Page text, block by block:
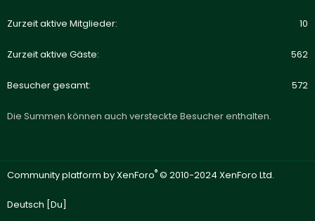
Zurzeit aktive Mitglieder 10
Zurzeit aktive Gäste 562
Besucher gesamt 572
Die Summen können auch versteckte Besucher enthalten.
Community platform by XenForo® © 2010-2024 XenForo Ltd.
Deutsch [Du]